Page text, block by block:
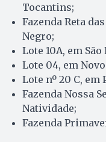
Tocantins;
Fazenda Reta
Negro;
Lote 10A, em
Lote 04, em
Lote nº 20 C, em
Fazenda Nossa
Natividade;
Fazenda